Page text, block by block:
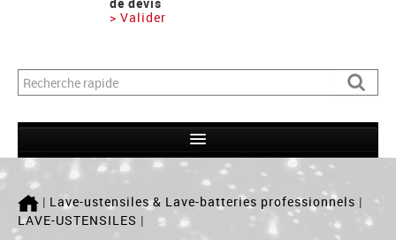
> Valider
Formulaire de recherche
ACCUEIL
LAVERIE
| Lave-ustensiles & Lave-batteries professionnels |
LAVE-USTENSILES |